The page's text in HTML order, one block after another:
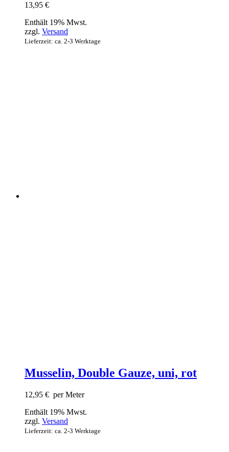
13,95 €
Enthält 19% Mwst.
zzgl. Versand
Lieferzeit: ca. 2-3 Werktage
Musselin, Double Gauze, uni, rot
12,95 € per Meter
Enthält 19% Mwst.
zzgl. Versand
Lieferzeit: ca. 2-3 Werktage